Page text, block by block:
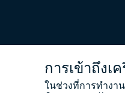
การเข้าถึงเ
ในช่วงที่การทำงา